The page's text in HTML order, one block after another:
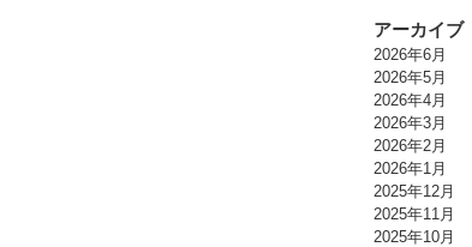
アーカイブ
2026年6月
2026年5月
2026年4月
2026年3月
2026年2月
2026年1月
2025年12月
2025年11月
2025年10月